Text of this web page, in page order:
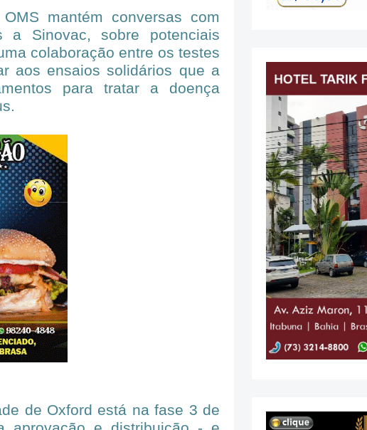
mantém conversas com
a Sinovac, sobre potenciais
colaboração entre os testes
aos ensaios solidários que a
para tratar a doença
de Oxford está na fase 3 de